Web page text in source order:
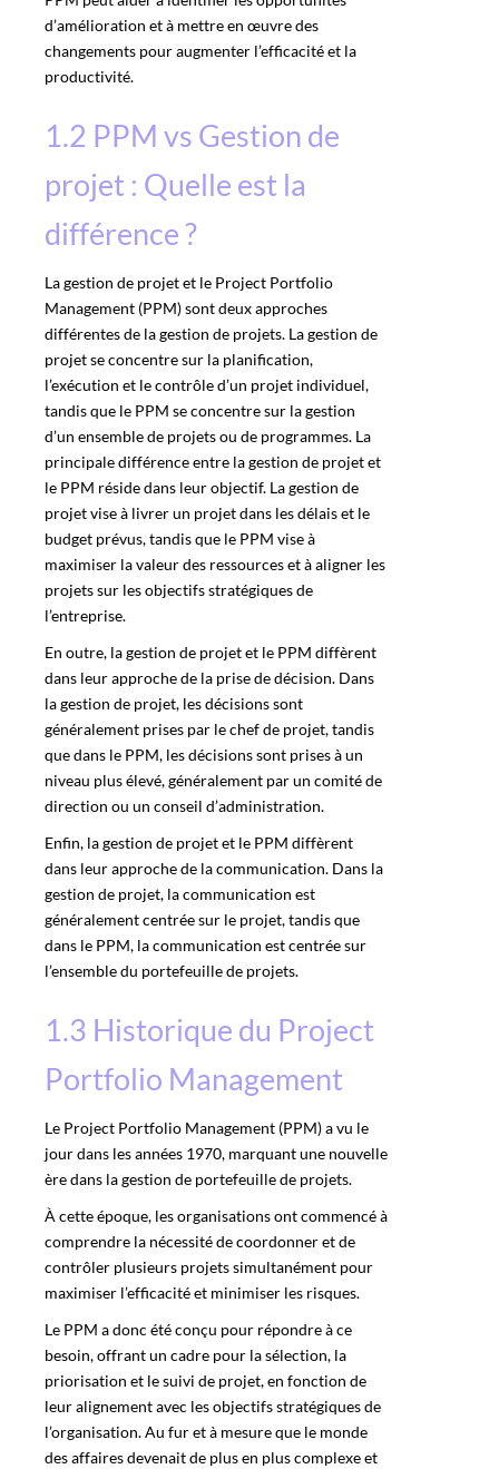
d’amélioration et à mettre en œuvre des
changements pour augmenter l’efficacité et la
productivité.
1.2 PPM vs Gestion de
projet : Quelle est la
différence ?
La gestion de projet et le Project Portfolio
Management (PPM) sont deux approches
différentes de la gestion de projets. La gestion de
projet se concentre sur la planification,
l’exécution et le contrôle d’un projet individuel,
tandis que le PPM se concentre sur la gestion
d’un ensemble de projets ou de programmes. La
principale différence entre la gestion de projet et
le PPM réside dans leur objectif. La gestion de
projet vise à livrer un projet dans les délais et le
budget prévus, tandis que le PPM vise à
maximiser la valeur des ressources et à aligner les
projets sur les objectifs stratégiques de
l’entreprise.
En outre, la gestion de projet et le PPM diffèrent
dans leur approche de la prise de décision. Dans
la gestion de projet, les décisions sont
généralement prises par le chef de projet, tandis
que dans le PPM, les décisions sont prises à un
niveau plus élevé, généralement par un comité de
direction ou un conseil d’administration.
Enfin, la gestion de projet et le PPM diffèrent
dans leur approche de la communication. Dans la
gestion de projet, la communication est
généralement centrée sur le projet, tandis que
dans le PPM, la communication est centrée sur
l’ensemble du portefeuille de projets.
1.3 Historique du Project
Portfolio Management
Le Project Portfolio Management (PPM) a vu le
jour dans les années 1970, marquant une nouvelle
ère dans la gestion de portefeuille de projets.
À cette époque, les organisations ont commencé à
comprendre la nécessité de coordonner et de
contrôler plusieurs projets simultanément pour
maximiser l’efficacité et minimiser les risques.
Le PPM a donc été conçu pour répondre à ce
besoin, offrant un cadre pour la sélection, la
priorisation et le suivi de projet, en fonction de
leur alignement avec les objectifs stratégiques de
l’organisation. Au fur et à mesure que le monde
des affaires devenait de plus en plus complexe et